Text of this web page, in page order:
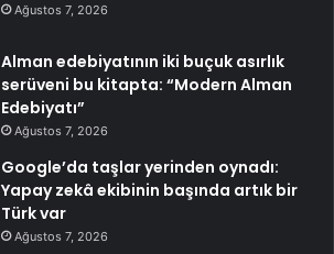
Ağustos 7, 2026
Alman edebiyatının iki buçuk asırlık
serüveni bu kitapta: “Modern Alman
Edebiyatı”
Ağustos 7, 2026
Google’da taşlar yerinden oynadı:
Yapay zekâ ekibinin başında artık bir
Türk var
Ağustos 7, 2026